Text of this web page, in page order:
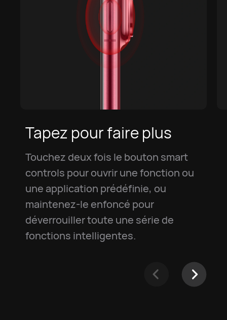
Tapez pour faire plus
Touchez deux fois le bouton smart
controls pour ouvrir une fonction ou
une application prédéfinie, ou
maintenez-le enfoncé pour
déverrouiller toute une série de
fonctions intelligentes.